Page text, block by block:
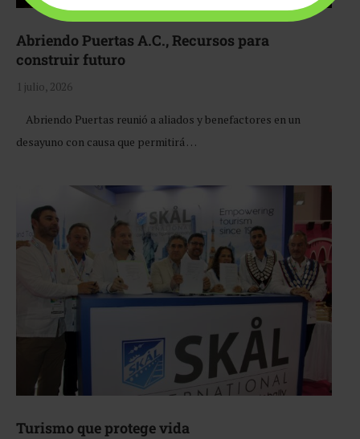
Abriendo Puertas A.C., Recursos para
construir futuro
1 julio, 2026
Abriendo Puertas reunió a aliados y benefactores en un
desayuno con causa que permitirá …
Turismo que protege vida